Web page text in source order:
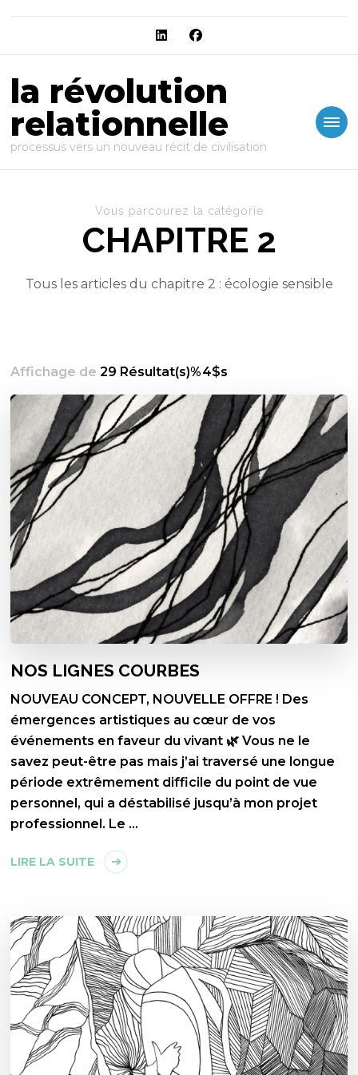
la révolution
relationnelle
processus vers un nouveau récit de civilisation
Vous parcourez la catégorie
CHAPITRE 2
Tous les articles du chapitre 2 : écologie sensible
Affichage de29 Résultat(s)%4$s
NOS LIGNES COURBES
NOUVEAU CONCEPT, NOUVELLE OFFRE ! Des
émergences artistiques au cœur de vos
événements en faveur du vivant 🌿 Vous ne le
savez peut-être pas mais j’ai traversé une longue
période extrêmement difficile du point de vue
personnel, qui a déstabilisé jusqu’à mon projet
professionnel. Le …
LIRE LA SUITE